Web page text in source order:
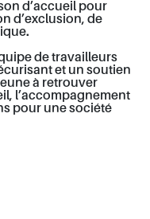
d’accueil pour
d’exclusion, de
de travailleurs
et un soutien
à retrouver
l’accompagnement
pour une société